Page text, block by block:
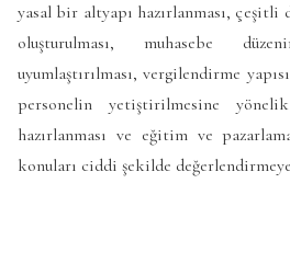
yasal bir altyapı hazırlanması, çeşitli
oluşturulması, muhasebe
uyumlaştırılması, vergilendirme
personelin yetiştirilmesine
hazırlanması ve eğitim ve
konuları ciddi şekilde değerlendirmeye